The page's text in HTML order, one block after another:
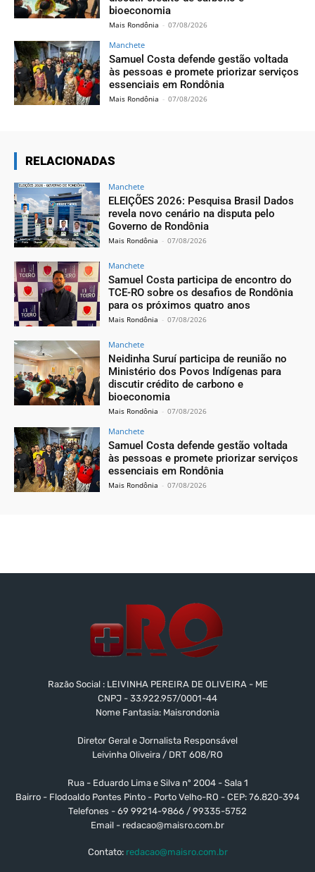
bioeconomia
Mais Rondônia - 07/08/2026
Manchete
Samuel Costa defende gestão voltada
às pessoas e promete priorizar serviços
essenciais em Rondônia
Mais Rondônia - 07/08/2026
RELACIONADAS
Manchete
ELEIÇÕES 2026: Pesquisa Brasil Dados
revela novo cenário na disputa pelo
Governo de Rondônia
Mais Rondônia - 07/08/2026
Manchete
Samuel Costa participa de encontro do
TCE-RO sobre os desafios de Rondônia
para os próximos quatro anos
Mais Rondônia - 07/08/2026
Manchete
Neidinha Suruí participa de reunião no
Ministério dos Povos Indígenas para
discutir crédito de carbono e
bioeconomia
Mais Rondônia - 07/08/2026
Manchete
Samuel Costa defende gestão voltada
às pessoas e promete priorizar serviços
essenciais em Rondônia
Mais Rondônia - 07/08/2026
Razão Social : LEIVINHA PEREIRA DE OLIVEIRA - ME
CNPJ - 33.922.957/0001-44
Nome Fantasia: Maisrondonia
Diretor Geral e Jornalista Responsável
Leivinha Oliveira / DRT 608/RO
Rua - Eduardo Lima e Silva nº 2004 - Sala 1
Bairro - Flodoaldo Pontes Pinto - Porto Velho-RO - CEP: 76.820-394
Telefones - 69 99214-9866 / 99335-5752
Email - redacao@maisro.com.br
Contato: redacao@maisro.com.br